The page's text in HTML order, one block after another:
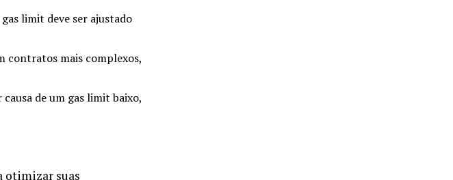
limit deve ser ajustado
contratos mais complexos,
de um gas limit baixo,
otimizar suas